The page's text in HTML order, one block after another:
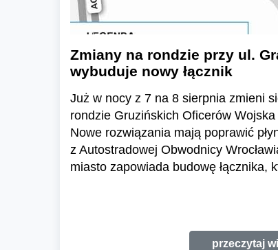
Zmiany na rondzie przy ul.
wybuduje nowy łącznik
Już w nocy z 7 na 8 sierpnia zmieni
rondzie Gruzińskich Oficerów
Nowe rozwiązania mają poprawić
z Autostradowej Obwodnicy
miasto zapowiada budowę łącznika,
przeczytaj